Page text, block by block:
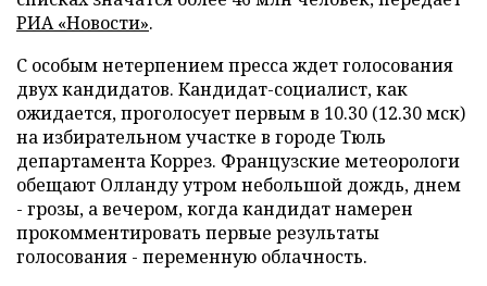
РИА «Новости».
С особым нетерпением пресса ждет голосования
двух кандидатов. Кандидат-социалист, как
ожидается, проголосует первым в 10.30 (12.30 мск)
на избирательном участке в городе Тюль
департамента Коррез. Французские метеорологи
обещают Олланду утром небольшой дождь, днем
- грозы, а вечером, когда кандидат намерен
прокомментировать первые результаты
голосования - переменную облачность.